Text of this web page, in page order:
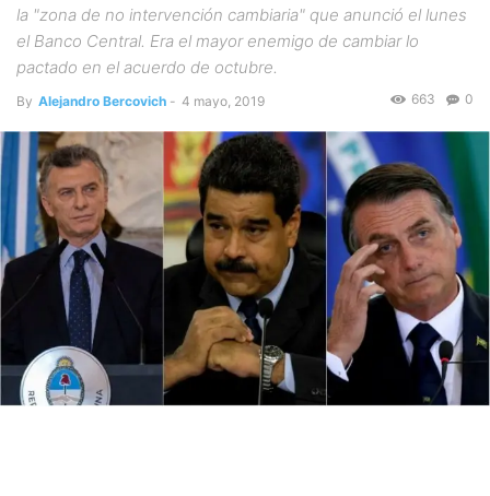
la "zona de no intervención cambiaria" que anunció el lunes
el Banco Central. Era el mayor enemigo de cambiar lo
pactado en el acuerdo de octubre.
By Alejandro Bercovich - 4 mayo, 2019 0
663